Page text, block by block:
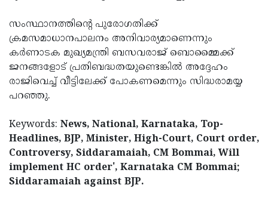
സംസ്ഥാനത്തിന്റെ പുരോഗതിക്ക്
ക്രമസമാധാനപാലനം അനിവാര്യമാണെന്നും
കർണാടക മുഖ്യമന്ത്രി ബസവരാജ് ബൊമ്മൈക്ക്
ജനങ്ങളോട് പ്രതിബദ്ധതയുണ്ടെങ്കിൽ അദ്ദേഹം
രാജിവെച്ച് വീട്ടിലേക്ക് പോകണമെന്നും സിദ്ധരാമയ്യ
പറഞ്ഞു.
Keywords: News, National, Karnataka, Top-
Headlines, BJP, Minister, High-Court, Court order,
Controversy, Siddaramaiah, CM Bommai, Will
implement HC order', Karnataka CM Bommai;
Siddaramaiah against BJP.